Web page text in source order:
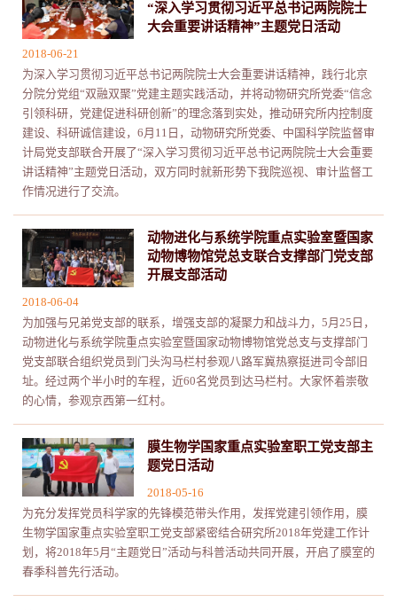
“深入学习贯彻习近平总书记两院院士
大会重要讲话精神”主题党日活动
2018-06-21
为深入学习贯彻习近平总书记两院院士大会重要讲话精神，践行北京
分院分党组“双融双聚”党建主题实践活动，并将动物研究所党委“信念
引领科研，党建促进科研创新”的理念落到实处，推动研究所内控制度
建设、科研诚信建设，6月11日，动物研究所党委、中国科学院监督审
计局党支部联合开展了“深入学习贯彻习近平总书记两院院士大会重要
讲话精神”主题党日活动，双方同时就新形势下我院巡视、审计监督工
作情况进行了交流。
动物进化与系统学院重点实验室暨国家
动物博物馆党总支联合支撑部门党支部
开展支部活动
2018-06-04
为加强与兄弟党支部的联系，增强支部的凝聚力和战斗力，5月25日，
动物进化与系统学院重点实验室暨国家动物博物馆党总支与支撑部门
党支部联合组织党员到门头沟马栏村参观八路军冀热察挺进司令部旧
址。经过两个半小时的车程，近60名党员到达马栏村。大家怀着崇敬
的心情，参观京西第一红村。
膜生物学国家重点实验室职工党支部主
题党日活动
2018-05-16
为充分发挥党员科学家的先锋模范带头作用，发挥党建引领作用，膜
生物学国家重点实验室职工党支部紧密结合研究所2018年党建工作计
划，将2018年5月“主题党日”活动与科普活动共同开展，开启了膜室的
春季科普先行活动。